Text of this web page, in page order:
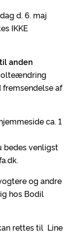
d. 6. maj
IKKE
anden
af
ca. 1
bedes venligst
og andre
hos Bodil
rettes til Line